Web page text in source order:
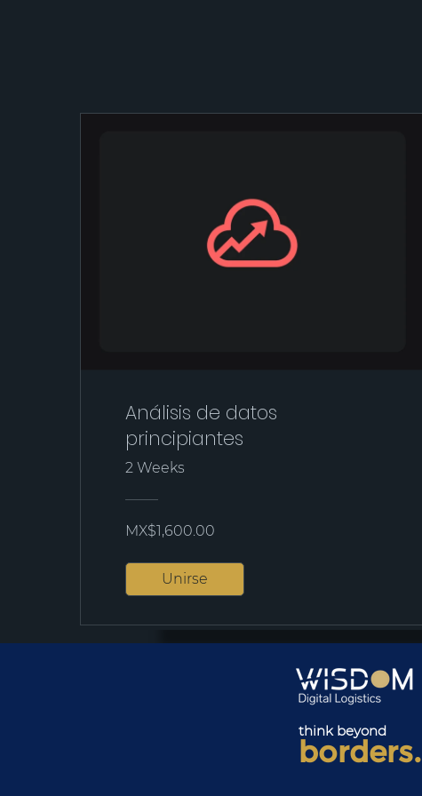
Análisis de datos
principiantes
2 Weeks
MX$1,600.00
Unirse
think beyond
borders.